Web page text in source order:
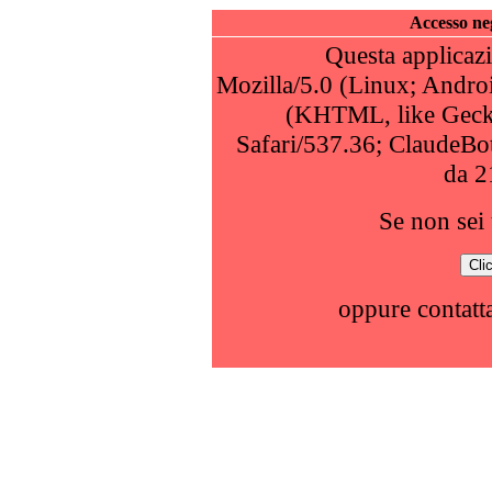
Accesso
Questa
Mozilla/5.0 (Linux;
(KHTML, like
Safari/537.36;
da
Se non
oppure